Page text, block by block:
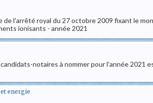
l'arrêté royal du 27 octobre 2009 fixant le
ionisants - année 2021
notaires à nommer pour l'année 2021
energie